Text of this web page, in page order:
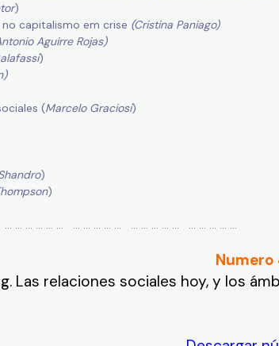
)
capitalismo em crise (Cristina Paniago)
Aguirre Rojas)
)
(Marcelo Graciosi)
)
)
… … … … … … … … … … … … … … … … … … … …
Numero
Las relaciones sociales hoy, y los